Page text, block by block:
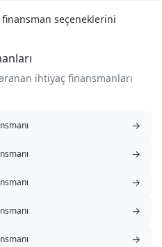
seçeneklerini
ihtiyaç finansmanları
→
→
→
→
→